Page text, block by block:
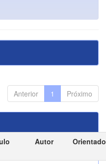
Anterior 1 Próximo
Autor